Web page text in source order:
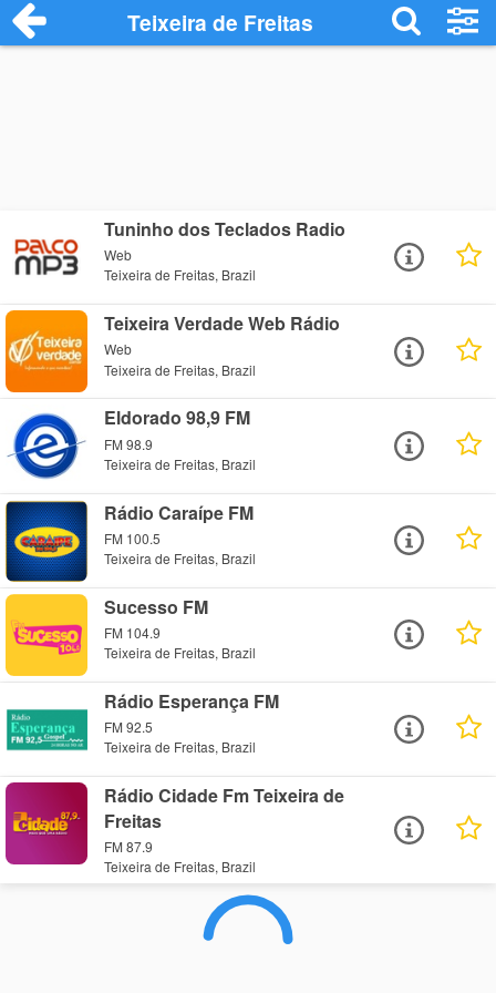
Teixeira de Freitas
Tuninho dos Teclados Radio
Web
Teixeira de Freitas, Brazil
Teixeira Verdade Web Rádio
Web
Teixeira de Freitas, Brazil
Eldorado 98,9 FM
FM 98.9
Teixeira de Freitas, Brazil
Rádio Caraípe FM
FM 100.5
Teixeira de Freitas, Brazil
Sucesso FM
FM 104.9
Teixeira de Freitas, Brazil
Rádio Esperança FM
FM 92.5
Teixeira de Freitas, Brazil
Rádio Cidade Fm Teixeira de
Freitas
FM 87.9
Teixeira de Freitas, Brazil